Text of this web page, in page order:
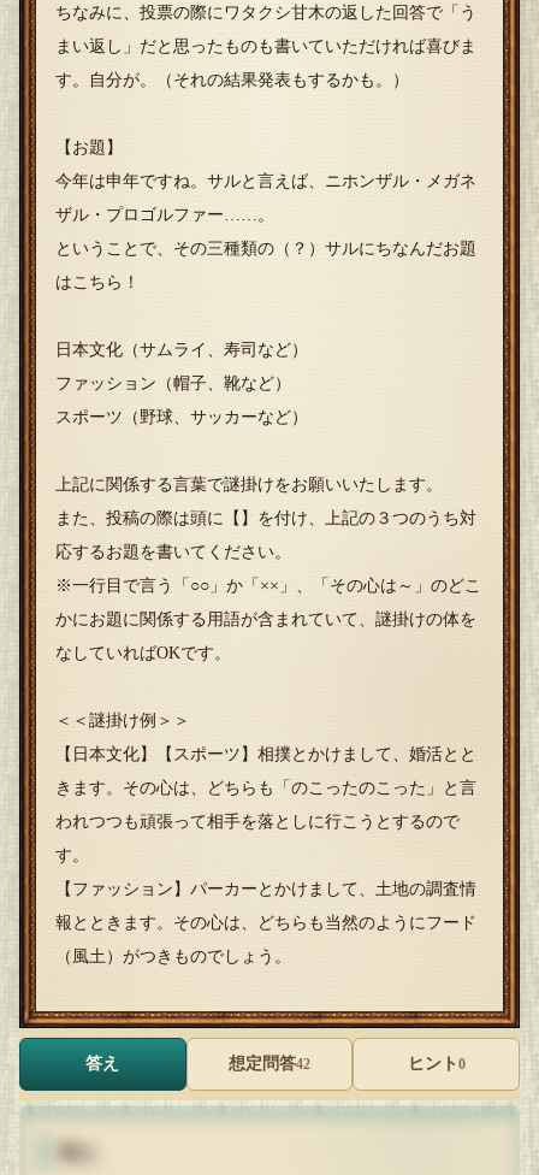
ちなみに、投票の際にワタクシ甘木の返した回答で「う
まい返し」だと思ったものも書いていただければ喜びま
す。自分が。（それの結果発表もするかも。）
【お題】
今年は申年ですね。サルと言えば、ニホンザル・メガネ
ザル・プロゴルファー……。
ということで、その三種類の（？）サルにちなんだお題
はこちら！
日本文化（サムライ、寿司など）
ファッション（帽子、靴など）
スポーツ（野球、サッカーなど）
上記に関係する言葉で謎掛けをお願いいたします。
また、投稿の際は頭に【】を付け、上記の３つのうち対
応するお題を書いてください。
※一行目で言う「○○」か「××」、「その心は～」のどこ
かにお題に関係する用語が含まれていて、謎掛けの体を
なしていればOKです。
＜＜謎掛け例＞＞
【日本文化】【スポーツ】相撲とかけまして、婚活とと
きます。その心は、どちらも「のこったのこった」と言
われつつも頑張って相手を落としに行こうとするので
す。
【ファッション】パーカーとかけまして、土地の調査情
報とときます。その心は、どちらも当然のようにフード
（風土）がつきものでしょう。
答え 想定問答42 ヒント 0